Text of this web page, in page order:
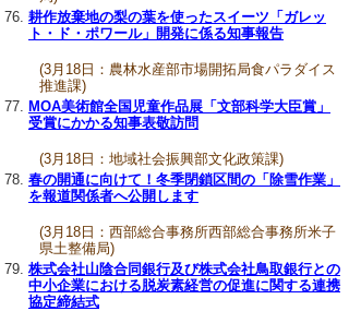
耕作放棄地の梨の葉を使ったスイーツ「ガレッ
ト・ド・ポワール」開発に係る知事報告
(3月18日：農林水産部市場開拓局食パラダイス
推進課)
MOA美術館全国児童作品展「文部科学大臣賞」
受賞にかかる知事表敬訪問
(3月18日：地域社会振興部文化政策課)
春の開通に向けて！冬季閉鎖区間の「除雪作業」
を報道関係者へ公開します
(3月18日：西部総合事務所西部総合事務所米子
県土整備局)
株式会社山陰合同銀行及び株式会社鳥取銀行との
中小企業における脱炭素経営の促進に関する連携
協定締結式